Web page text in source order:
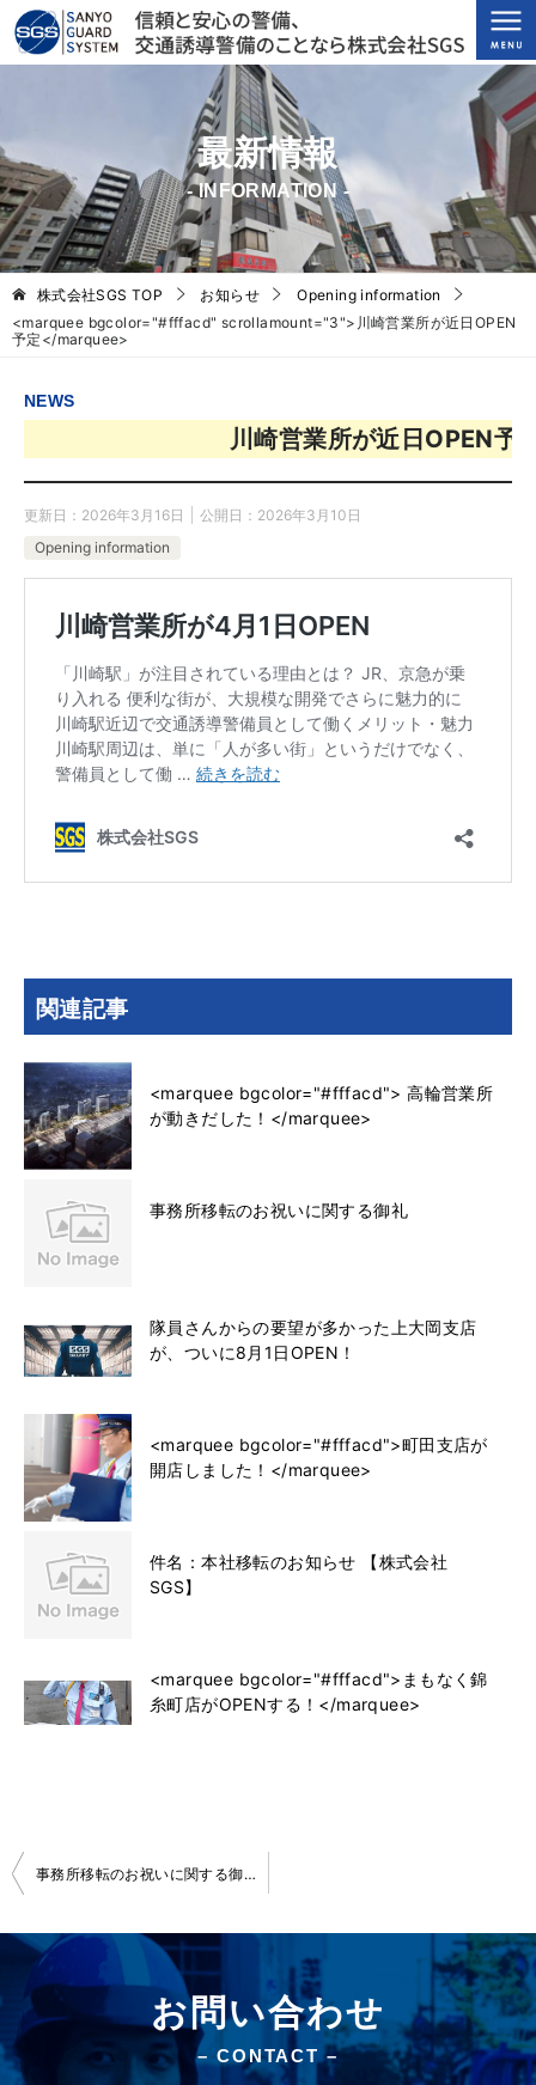
最新情報
- INFORMATION -
株式会社SGS TOP お知らせ
Opening information
<marquee bgcolor="#fffacd" scrollamount="3">川崎営業所が近日OPEN
予定</marquee>
NEWS
川崎営業所が近日OPEN予定
更新日： 2026年3月16日 公開日： 2026年3月10日
Opening information
関連記事
<marquee bgcolor="#fffacd"> 高輪営業所
が動きだした！</marquee>
事務所移転のお祝いに関する御礼
隊員さんからの要望が多かった上大岡支店
が、ついに8月1日OPEN！
<marquee bgcolor="#fffacd">町田支店が
開店しました！</marquee>
件名：本社移転のお知らせ 【株式会社
SGS】
<marquee bgcolor="#fffacd">まもなく錦
糸町店がOPENする！</marquee>
投
ナ
ビ
ゲ
ー
事務所移転のお祝いに関する御礼
お問い合わせ
– CONTACT –